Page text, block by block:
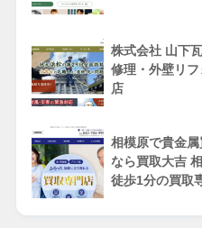
株式会社 山下
修理・外壁リ
店
相模原で貴金
なら買取大吉
徒歩1分の買取